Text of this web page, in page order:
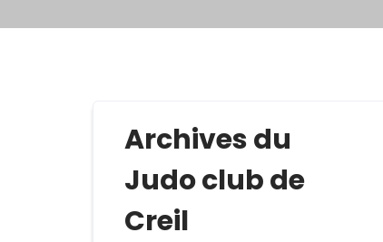
Archives du
Judo club de
Creil